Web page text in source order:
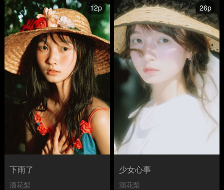
12p
下雨了
溜花梨
26p
少女心事
溜花梨